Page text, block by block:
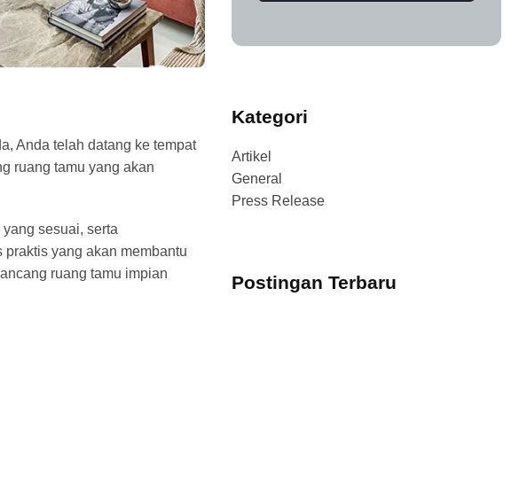
Anda telah datang ke tempat
ruang tamu yang akan
sesuai, serta
yang akan membantu
ruang tamu impian
Kategori
Artikel
General
Press Release
Postingan Terbaru